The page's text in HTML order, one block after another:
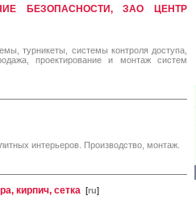
БЕЗОПАСНОСТИ, ЗАО ЦЕНТР
турникеты, системы контроля доступа,
проектирование и монтаж систем
интерьеров. Производство, монтаж.
кирпич, сетка [ru]